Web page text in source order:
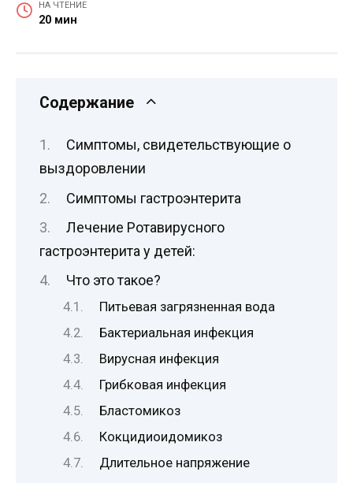
НА ЧТЕНИЕ
20 мин
Содержание
Симптомы, свидетельствующие о
выздоровлении
Симптомы гастроэнтерита
Лечение Ротавирусного
гастроэнтерита у детей:
Что это такое?
Питьевая загрязненная вода
Бактериальная инфекция
Вирусная инфекция
Грибковая инфекция
Бластомикоз
Кокцидиоидомикоз
Длительное напряжение